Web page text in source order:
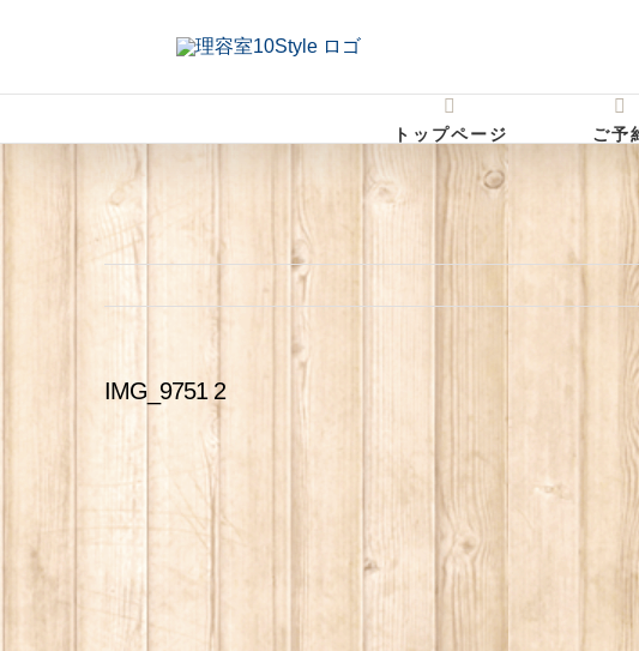
content
トップページ ご予
IMG_9751 2